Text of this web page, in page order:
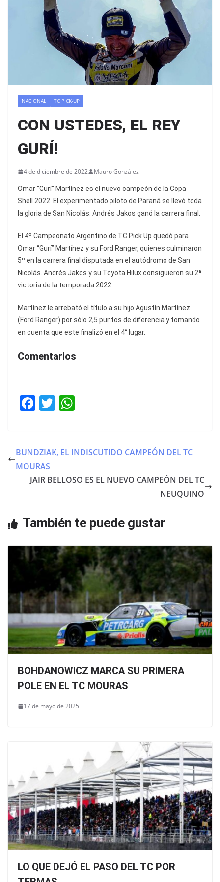
NACIONAL TC PICK-UP
CON USTEDES, EL REY
GURÍ!
4 de diciembre de 2022 Mauro González
Omar "Gurí" Martínez es el nuevo campeón de la Copa
Shell 2022. El experimentado piloto de Paraná se llevó toda
la gloria de San Nicolás. Andrés Jakos ganó la carrera final.
El 4º Campeonato Argentino de TC Pick Up quedó para
Omar “Gurí” Martínez y su Ford Ranger, quienes culminaron
5º en la carrera final disputada en el autódromo de San
Nicolás. Andrés Jakos y su Toyota Hilux consiguieron su 2ª
victoria de la temporada 2022.
Martínez le arrebató el título a su hijo Agustín Martínez
(Ford Ranger) por sólo 2,5 puntos de diferencia y tomando
en cuenta que este finalizó en el 4° lugar.
Comentarios
F
e
b
o
T
er s
p
BUNDZIAK, EL INDISCUTIDO CAMPEÓN DEL TC
MOURAS
JAIR BELLOSO ES EL NUEVO CAMPEÓN DEL TC
NEUQUINO
También te puede gustar
BOHDANOWICZ MARCA SU PRIMERA
POLE EN EL TC MOURAS
17 de mayo de 2025
LO QUE DEJÓ EL PASO DEL TC POR